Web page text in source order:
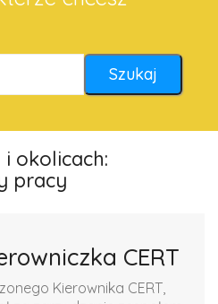
i okolicach:
pracy
CERT
Kierownika CERT,